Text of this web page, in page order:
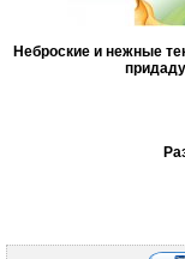
Неброские и нежные